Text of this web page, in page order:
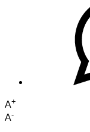
A+
A-